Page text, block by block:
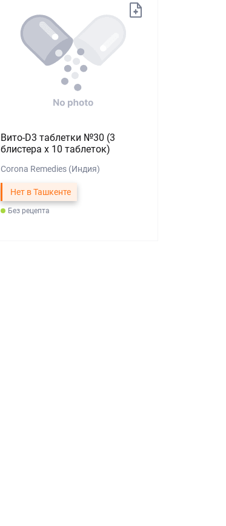
Вито-D3 таблетки №30 (3
блистера х 10 таблеток)
Corona Remedies (Индия)
Нет в Ташкенте
Без рецепта